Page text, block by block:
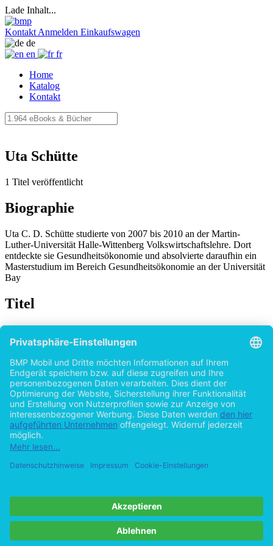
Lade Inhalt...
Kontakt Anmelden Einkaufswagen
de
en
fr
Home
Katalog
Kontakt
Uta Schütte
1 Titel veröffentlicht
Biographie
Uta C. D. Schütte studierte von 2007 bis 2010 an der Martin-
Luther-Universität Halle-Wittenberg Volkswirtschaftslehre. Dort
entdeckte sie Gesundheitsökonomie und absolvierte daraufhin ein
Masterstudium im Bereich Gesundheitsökonomie an der Universität
Bay
Titel
Ökonomische Aspekte der Entwicklung neuer
Arzneimittel unter besonderer Berücksichtigung
kleiner Nutzergruppen
vonUta Schütte (Autor:in) 2015
©2010
Impressum
Zur Desktop-Version
Copyright ©Imprint in der Bedey & Thoms Media GmbH
byOpen Publishing